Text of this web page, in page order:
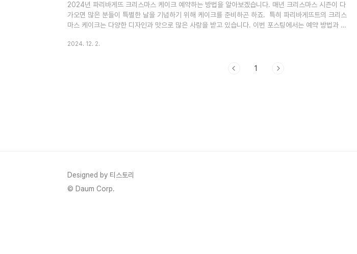
2024년 파리바게뜨 크리스마스 케이크 예약하는 방법을 알아보겠습니다. 매년 크리스마스 시즌이 다
가오면 많은 분들이 특별한 날을 기념하기 위해 케이크를 준비하곤 하죠. 특히 파리바게뜨트의 크리스
마스 케이크는 다양한 디자인과 맛으로 많은 사랑을 받고 있습니다. 이번 포스팅에서는 예약 방법과 케
즌에 맞춰 특별한 케이크를 출시합니다. 2024년에도 다양한 테마의 케이크가 준비되어 있으며, 사
지이며, 픽업은 12월 21일부터 25일까지 가능합니다. 1. 파리바게뜨 크리스마스 케이크 _ 예약 방법크
2024. 12. 2.
1
Designed by 티스토리
© Daum Corp.